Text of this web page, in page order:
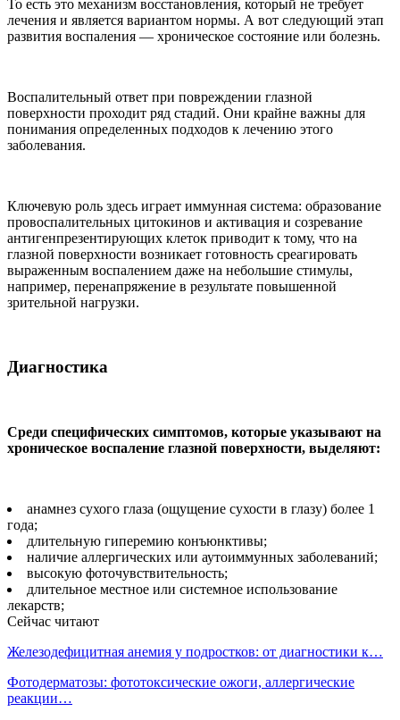
То есть это механизм восстановления, который не требует
лечения и является вариантом нормы. А вот следующий этап
развития воспаления — хроническое состояние или болезнь.
Воспалительный ответ при повреждении глазной
поверхности проходит ряд стадий. Они крайне важны для
понимания определенных подходов к лечению этого
заболевания.
Ключевую роль здесь играет иммунная система: образование
провоспалительных цитокинов и активация и созревание
антигенпрезентирующих клеток приводит к тому, что на
глазной поверхности возникает готовность среагировать
выраженным воспалением даже на небольшие стимулы,
например, перенапряжение в результате повышенной
зрительной нагрузки.
Диагностика
Среди специфических симптомов, которые указывают на
хроническое воспаление глазной поверхности, выделяют:
анамнез сухого глаза (ощущение сухости в глазу) более 1
года;
длительную гиперемию конъюнктивы;
наличие аллергических или аутоиммунных заболеваний;
высокую фоточувствительность;
длительное местное или системное использование
лекарств;
Сейчас читают
Железодефицитная анемия у подростков: от диагностики к…
Фотодерматозы: фототоксические ожоги, аллергические
реакции…